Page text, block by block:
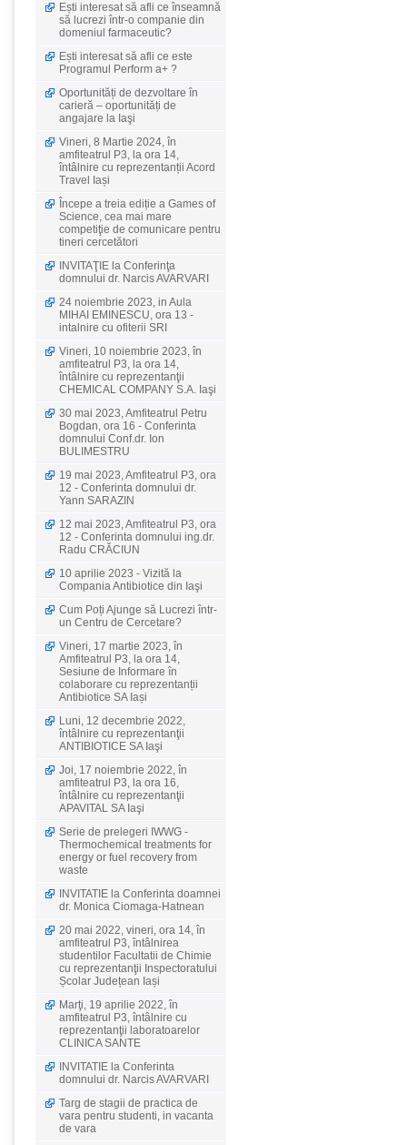
Ești interesat să afli ce înseamnă
să lucrezi într-o companie din
domeniul farmaceutic?
Ești interesat să afli ce este
Programul Perform a+ ?
Oportunități de dezvoltare în
carieră – oportunități de
angajare la Iaşi
Vineri, 8 Martie 2024, în
amfiteatrul P3, la ora 14,
întâlnire cu reprezentanții Acord
Travel Iași
Începe a treia ediție a Games of
Science, cea mai mare
competiţie de comunicare pentru
tineri cercetători
INVITAŢIE la Conferinţa
domnului dr. Narcis AVARVARI
24 noiembrie 2023, in Aula
MIHAI EMINESCU, ora 13 -
intalnire cu ofiterii SRI
Vineri, 10 noiembrie 2023, în
amfiteatrul P3, la ora 14,
întâlnire cu reprezentanţii
CHEMICAL COMPANY S.A. Iaşi
30 mai 2023, Amfiteatrul Petru
Bogdan, ora 16 - Conferinta
domnului Conf.dr. Ion
BULIMESTRU
19 mai 2023, Amfiteatrul P3, ora
12 - Conferinta domnului dr.
Yann SARAZIN
12 mai 2023, Amfiteatrul P3, ora
12 - Conferinta domnului ing.dr.
Radu CRĂCIUN
10 aprilie 2023 - Vizită la
Compania Antibiotice din Iaşi
Cum Poți Ajunge să Lucrezi într-
un Centru de Cercetare?
Vineri, 17 martie 2023, în
Amfiteatrul P3, la ora 14,
Sesiune de Informare în
colaborare cu reprezentanții
Antibiotice SA Iași
Luni, 12 decembrie 2022,
întâlnire cu reprezentanţii
ANTIBIOTICE SA Iaşi
Joi, 17 noiembrie 2022, în
amfiteatrul P3, la ora 16,
întâlnire cu reprezentanţii
APAVITAL SA Iaşi
Serie de prelegeri IWWG -
Thermochemical treatments for
energy or fuel recovery from
waste
INVITATIE la Conferinta doamnei
dr. Monica Ciomaga-Hatnean
20 mai 2022, vineri, ora 14, în
amfiteatrul P3, întâlnirea
studentilor Facultatii de Chimie
cu reprezentanţii Inspectoratului
Școlar Județean Iași
Marţi, 19 aprilie 2022, în
amfiteatrul P3, întâlnire cu
reprezentanţii laboratoarelor
CLINICA SANTE
INVITATIE la Conferinta
domnului dr. Narcis AVARVARI
Targ de stagii de practica de
vara pentru studenti, in vacanta
de vara